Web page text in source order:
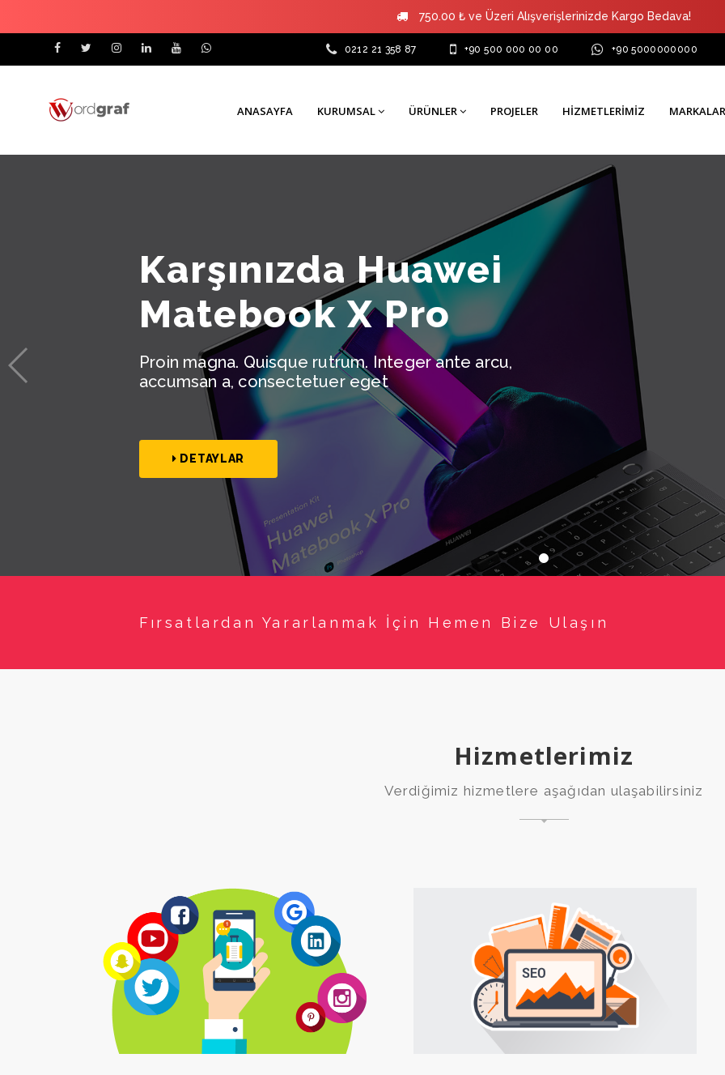
750.00 ₺ ve Üzeri Alışverişlerinizde Kargo Bedava!
0212 21 358 87 +90 500 000 00 00 +90 5000000000
ANASAYFA KURUMSAL ÜRÜNLER PROJELER HIZMETLERIMIZ MARKALAR
Karşınızda Huawei
Matebook X Pro
Proin magna. Quisque rutrum. Integer ante arcu,
accumsan a, consectetuer eget
DETAYLAR
Fırsatlardan Yararlanmak İçin Hemen Bize Ulaşın
Hizmetlerimiz
Verdiğimiz hizmetlere aşağıdan ulaşabilirsiniz